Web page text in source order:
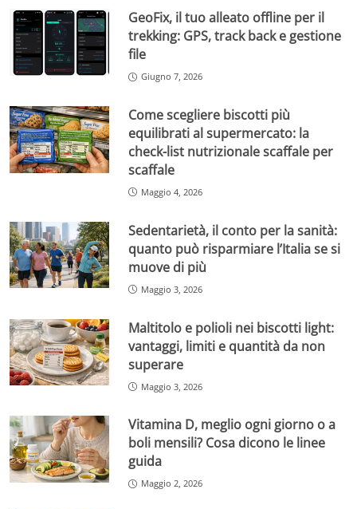
GeoFix, il tuo alleato offline per il
trekking: GPS, track back e gestione
file
Giugno 7, 2026
Come scegliere biscotti più
equilibrati al supermercato: la
check-list nutrizionale scaffale per
scaffale
Maggio 4, 2026
Sedentarietà, il conto per la sanità:
quanto può risparmiare l’Italia se si
muove di più
Maggio 3, 2026
Maltitolo e polioli nei biscotti light:
vantaggi, limiti e quantità da non
superare
Maggio 3, 2026
Vitamina D, meglio ogni giorno o a
boli mensili? Cosa dicono le linee
guida
Maggio 2, 2026